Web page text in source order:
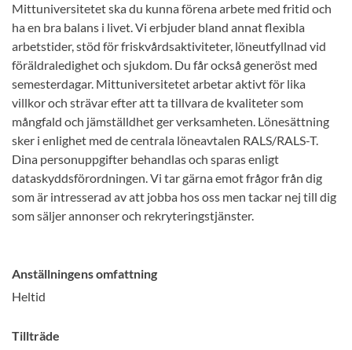
Mittuniversitetet ska du kunna förena arbete med fritid och
ha en bra balans i livet. Vi erbjuder bland annat flexibla
arbetstider, stöd för friskvårdsaktiviteter, löneutfyllnad vid
föräldraledighet och sjukdom. Du får också generöst med
semesterdagar. Mittuniversitetet arbetar aktivt för lika
villkor och strävar efter att ta tillvara de kvaliteter som
mångfald och jämställdhet ger verksamheten. Lönesättning
sker i enlighet med de centrala löneavtalen RALS/RALS-T.
Dina personuppgifter behandlas och sparas enligt
dataskyddsförordningen. Vi tar gärna emot frågor från dig
som är intresserad av att jobba hos oss men tackar nej till dig
som säljer annonser och rekryteringstjänster.
Anställningens omfattning
Heltid
Tillträde